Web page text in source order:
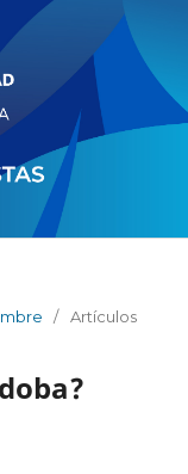
/ Artículos